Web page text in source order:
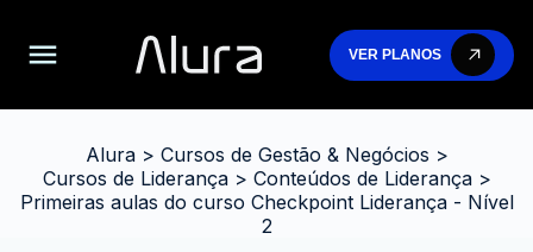
VER PLANOS
Alura> Cursos de Gestão & Negócios >
Cursos de Liderança> Conteúdos de Liderança>
Primeiras aulas do curso Checkpoint Liderança - Nível
2